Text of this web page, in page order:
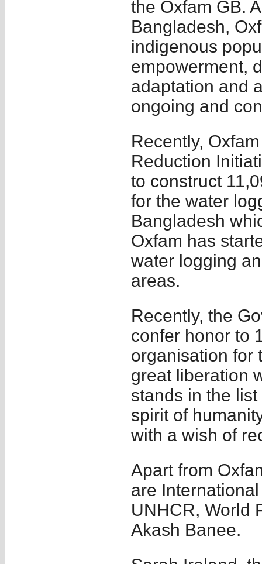
the Oxfam GB.
Bangladesh,
indigenous
empowerment,
adaptation and
ongoing and
Recently,
Reduction
to construct
for the water
Bangladesh
Oxfam has
water logging
areas.
Recently, the
confer honor to
organisation for
great liberation
stands in the
spirit of
with a wish of
Apart from
are
UNHCR, World
Akash Banee.